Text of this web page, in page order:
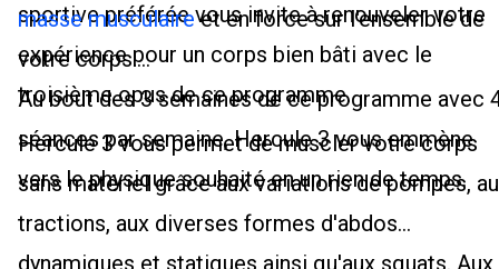
sportive préférée vous invite à renouveler votre
expérience pour un corps bien bâti avec le
troisième opus de ce programme.
masse musculaireet en force sur l'ensemble de
votre corps.
Au bout des 3 semaines de ce programme avec
séances par semaine, Hercule 3 vous emmène
vers le physique souhaité en un rien de temps.
Hercule 3 vous permet de muscler votre corps
sans matériel grâce aux variations de pompes,
tractions, aux diverses formes d'abdos
dynamiques et statiques ainsi qu'aux squats. Aux